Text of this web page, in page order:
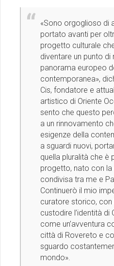
«Sono orgoglioso di
portato avanti per
progetto culturale
diventare un punto di
panorama europeo
contemporanea»,
Cis, fondatore e
artistico di Oriente
sento che questo
a un rinnovamento
esigenze della
a sguardi nuovi,
quella pluralità che è
progetto, nato con
condivisa tra me e
Continuerò il mio
curatore storico, con
custodire l’identità di
come un’avventura
città di Rovereto e
sguardo
mondo».